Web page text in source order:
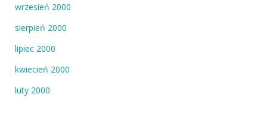
wrzesień 2000
sierpień 2000
lipiec 2000
kwiecień 2000
luty 2000